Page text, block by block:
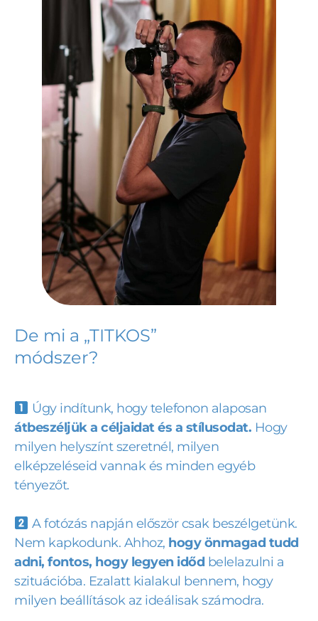
De mi a „TITKOS”
módszer?
Úgy indítunk, hogy telefonon alaposan
átbeszéljük a céljaidat és a stílusodat. Hogy
milyen helyszínt szeretnél, milyen
elképzeléseid vannak és minden egyéb
tényezőt.
A fotózás napján először csak beszélgetünk.
Nem kapkodunk. Ahhoz, hogy önmagad tudd
adni, fontos, hogy legyen időd belelazulni a
szituációba. Ezalatt kialakul bennem, hogy
milyen beállítások az ideálisak számodra.